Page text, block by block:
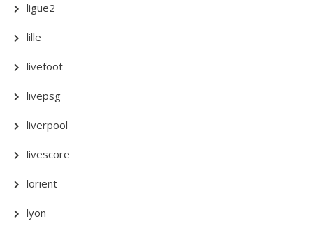
ligue2
lille
livefoot
livepsg
liverpool
livescore
lorient
lyon